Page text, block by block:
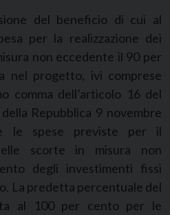
del beneficio di cui al
per la realizzazione dei
non eccedente il 90 per
nel progetto, ivi comprese
comma dell’articolo 16 del
Repubblica 9 novembre
le spese previste per il
scorte in misura non
degli investimenti fissi
La predetta percentuale del
al 100 per cento per le